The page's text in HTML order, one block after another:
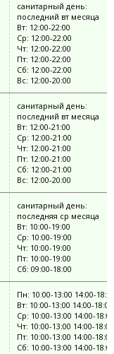
санитарный день:
последний вт месяца
Вт: 12:00-22:00
Ср: 12:00-22:00
Чт: 12:00-22:00
Пт: 12:00-22:00
Сб: 12:00-22:00
Вс: 12:00-20:00
санитарный день:
последний вт месяца
Вт: 12:00-21:00
Ср: 12:00-21:00
Чт: 12:00-21:00
Пт: 12:00-21:00
Сб: 12:00-21:00
Вс: 12:00-20:00
санитарный день:
последняя ср месяца
Вт: 10:00-19:00
Ср: 10:00-19:00
Чт: 10:00-19:00
Пт: 10:00-19:00
Сб: 09:00-18:00
Пн: 10:00-13:00 14:00-
Вт: 10:00-13:00 14:00-18:00
Ср: 10:00-13:00 14:00-18:00
Чт: 10:00-13:00 14:00-18:00
Пт: 10:00-13:00 14:00-18:00
Сб: 10:00-13:00 14:00-18:00